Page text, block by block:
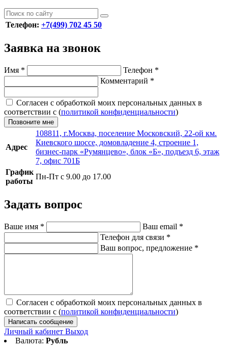
Телефон: +7(499) 702 45 50
Заявка на звонок
Имя * Телефон *
Комментарий *
Согласен с обработкой моих персональных данных в
соответствии с (политикой конфиденциальности)
Позвоните мне
Адрес
108811, г.Москва, поселение Московский, 22-ой км.
Киевского шоссе, домовладение 4, строение 1,
бизнес-парк «Румянцево», блок «Б», подъезд 6, этаж
7, офис 701Б
График
работы
Пн-Пт с 9.00 до 17.00
Задать вопрос
Ваше имя * Ваш email *
Телефон для связи *
Ваш вопрос, предложение *
Согласен с обработкой моих персональных данных в
соответствии с (политикой конфиденциальности)
Написать сообщение
Личный кабинет Выход
Валюта: Рубль